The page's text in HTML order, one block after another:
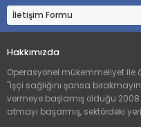
İletişim Formu
Hakkımızda
Operasyonel mükemmeliyet ile
"işçi sağlığını şansa
vermeye başlamış olduğu
atmayı başarmış, sektördeki